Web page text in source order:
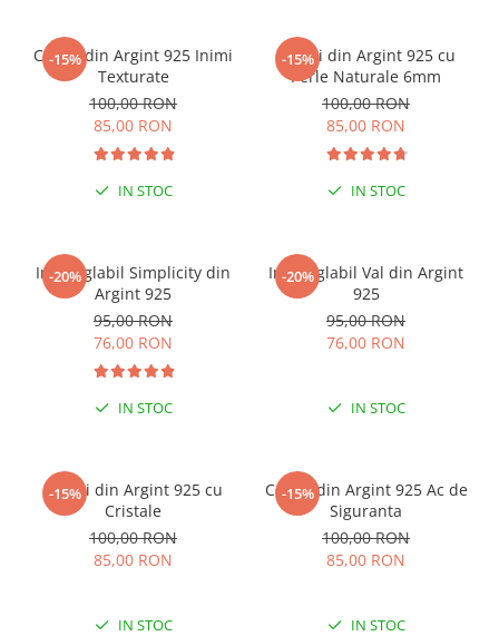
-15%
Cercei din Argint 925 Inimi
Texturate
100,00 RON
85,00 RON
IN STOC
-15%
Cercei din Argint 925 cu
Perle Naturale 6mm
100,00 RON
85,00 RON
IN STOC
-20%
Inel reglabil Simplicity din
Argint 925
95,00 RON
76,00 RON
IN STOC
-20%
Inel reglabil Val din Argint
925
95,00 RON
76,00 RON
IN STOC
-15%
Cercei din Argint 925 cu
Cristale
100,00 RON
85,00 RON
IN STOC
-15%
Cercei din Argint 925 Ac de
Siguranta
100,00 RON
85,00 RON
IN STOC